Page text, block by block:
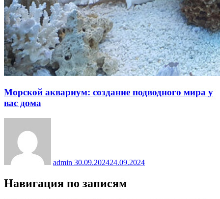
Морской аквариум: создание подводного мира у
вас дома
admin 30.09.202424.09.2024
Навигация по записям